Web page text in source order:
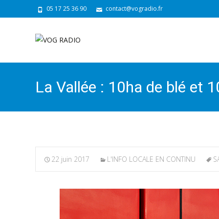
05 17 25 36 90 contact@vogradio.fr
La Vallée : 10ha de blé et
22 juin 2017 L'INFO LOCALE EN CONTINU